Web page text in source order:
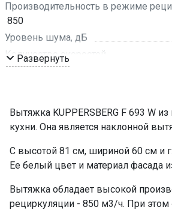
Производительность в режиме
850
Уровень шума, дБ
Количество скоростей
Амортизатор
Мощность подключения, Вт
Таймер
Управление
Мощность освещения, Вт
Развернуть
Вытяжка KUPPERSBERG F 693 W
кухни. Она является наклонной
С высотой 81 см, шириной 60 см и
Ее белый цвет и материал фасада
Вытяжка обладает высокой
рециркуляции - 850 м3/ч. При этом